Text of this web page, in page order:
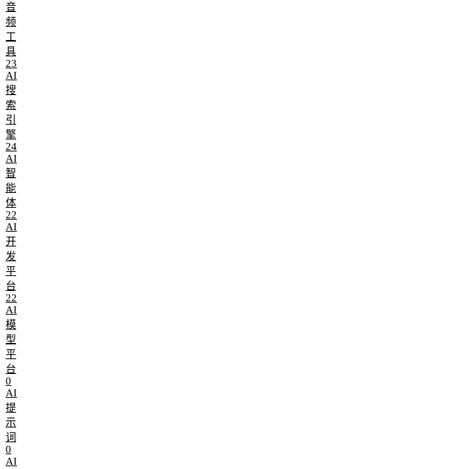
音
频
工
具
23
AI
搜
索
引
擎
24
AI
智
能
体
22
AI
开
发
平
台
22
AI
模
型
平
台
0
AI
提
示
词
0
AI